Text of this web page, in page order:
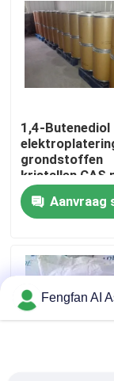
Video's
Over Ons
Fabriekstour
Neem contact
Nieuws
Offerte
1,4-Butenediol
grondstoffen
kristallen CAS
64-5
Aanvraag
Fengfan AI